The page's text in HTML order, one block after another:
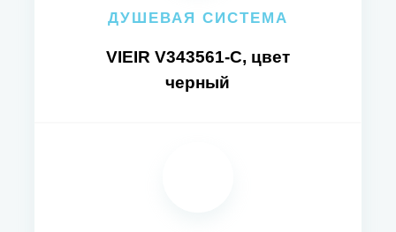
ДУШЕВАЯ СИСТЕМА
VIEIR V343561-C, цвет
черный